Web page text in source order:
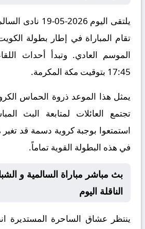
يلتقى اليوم
تقام المباراة في إطار بطولة
الموسم العادي. وتبدأ أحداث
17:45 بتوقيت مكة المكرمة.
يمثل هذا الموعد ذروة الحماس
تجتمع العائلات لمتابعة البث
استمتعوا بوجبة كروية دسمة قد
في هذه البطولة القوية تماماً.
بث مباشر مباراة السالمية و
الناقلة اليوم
ينتظر عشاق الساحرة المستديرة